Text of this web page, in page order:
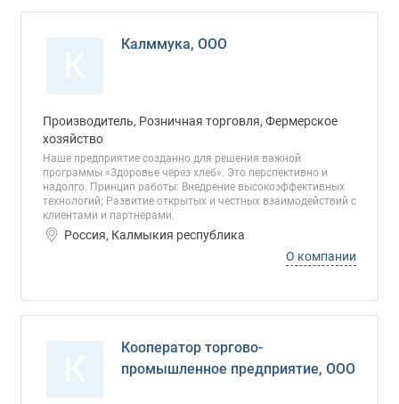
Калммука, ООО
Производитель, Розничная торговля, Фермерское
хозяйство
Наше предприятие созданно для решения важной
программы «Здоровье через хлеб». Это перспективно и
надолго. Принцип работы: Внедрение высокоэффективных
технологий; Развитие открытых и честных взаимодействий с
клиентами и партнерами.
Россия, Калмыкия республика
О компании
Кооператор торгово-
промышленное предприятие, ООО